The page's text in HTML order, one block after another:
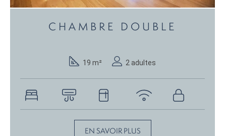
CHAMBRE DOUBLE
19 m² 2 adultes
EN SAVOIR PLUS